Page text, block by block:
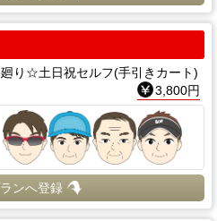
廻り☆土日祝セルフ(手引きカート)
3,800円
ンへ登録